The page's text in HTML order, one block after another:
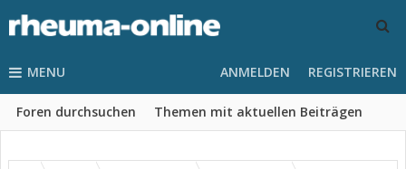
MENU
Foren durchsuchen Themen mit aktuellen Beiträgen
ANMELDEN REGISTRIEREN